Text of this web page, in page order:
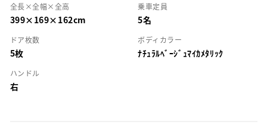
全長×全幅×全高
399×169×162cm
乗車定員
5名
ドア枚数
5枚
ボディカラー
ﾅﾁｭﾗﾙﾍﾞｰｼﾞｭﾏｲｶﾒﾀﾘｯｸ
ハンドル
右